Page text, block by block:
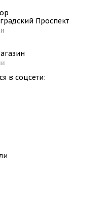
Проспект
в соцсети: